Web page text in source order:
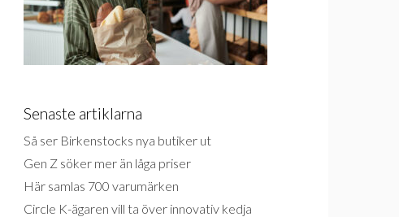
Senaste artiklarna
Så ser Birkenstocks nya butiker ut
Gen Z söker mer än låga priser
Här samlas 700 varumärken
Circle K-ägaren vill ta över innovativ kedja